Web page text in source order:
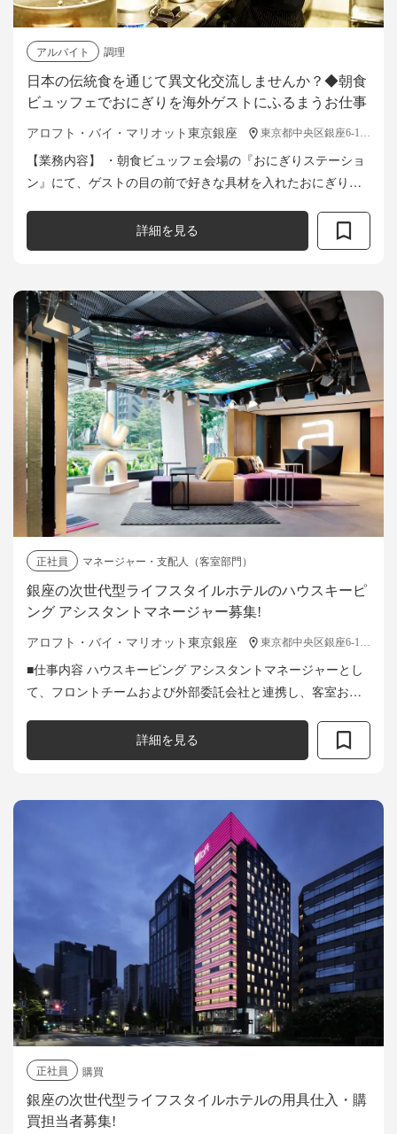
アルバイト
調理
日本の伝統食を通じて異文化交流しませんか？◆朝食
ビュッフェでおにぎりを海外ゲストにふるまうお仕事
アロフト・バイ・マリオット東京銀座
【業務内容】 ・朝食ビュッフェ会場の『おにぎりステーショ
ン』にて、ゲストの目の前で好きな具材を入れたおにぎりを
理、鮭をほぐす、具材を個別に器に...
詳細を見る
正社員
マネージャー・支配人（客室部門）
銀座の次世代型ライフスタイルホテルのハウスキーピ
ング アシスタントマネージャー募集!
アロフト・バイ・マリオット東京銀座 東京都中央区銀座6-14-3
■仕事内容 ハウスキーピング アシスタントマネージャーとし
て、フロントチームおよび外部委託会社と連携し、客室およ
※当ホテルではハウスキーピン...
詳細を見る
正社員
購買
銀座の次世代型ライフスタイルホテルの用具仕入・購
買担当者募集!